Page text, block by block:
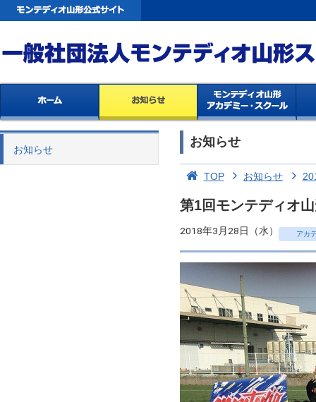
お知らせ
お知らせ
TOP お知らせ
第1回モンテディオ
2018年3月28日（水） アカ